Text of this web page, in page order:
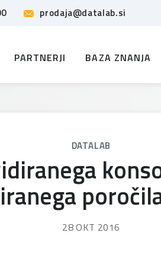
prodaja@datalab.si
PARTNERJI BAZA ZNANJA
DATALAB
28 OKT 2016